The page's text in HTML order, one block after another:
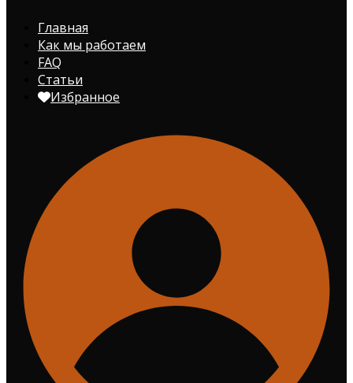
Главная
Как мы работаем
FAQ
Статьи
Избранное